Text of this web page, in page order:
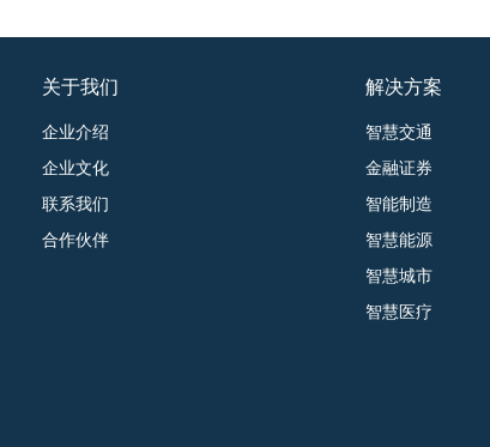
关于我们
企业介绍
企业文化
联系我们
合作伙伴
解决方案
智慧交通
金融证券
智能制造
智慧能源
智慧城市
智慧医疗